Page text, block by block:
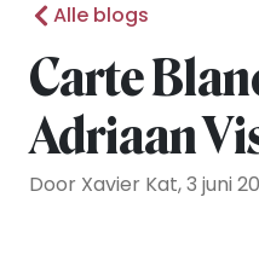
Alle blogs
Carte
Adriaan
Door Xavier Kat, 3 juni